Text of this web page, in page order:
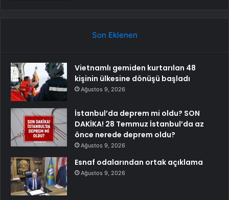
Son Eklenen
Vietnamlı gemiden kurtarılan 48
kişinin ülkesine dönüşü başladı
Ağustos 9, 2026
İstanbul’da deprem mi oldu? SON
DAKİKA! 28 Temmuz İstanbul’da az
önce nerede deprem oldu?
Ağustos 9, 2026
Esnaf odalarından ortak açıklama
Ağustos 9, 2026